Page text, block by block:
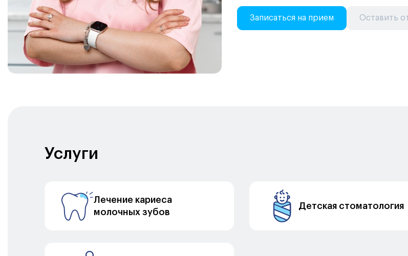
Записаться на прием Оставить
Услуги
Лечение кариеса
молочных зубов
Детская стоматология